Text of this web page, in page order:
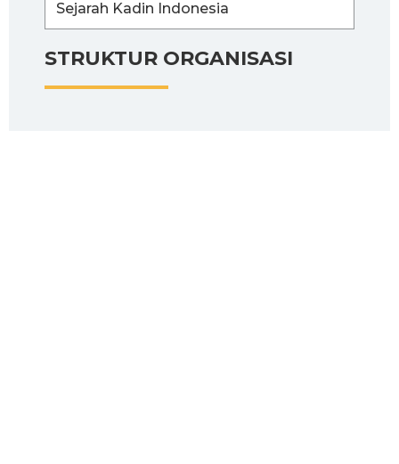
STRUKTUR ORGANISASI
Sejarah Kadin Indonesia